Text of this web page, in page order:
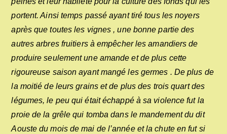
portent. Ainsi temps passé ayant tiré tous les noyers
après que toutes les vignes , une bonne partie des
autres arbres fruitiers à empêcher les amandiers de
produire seulement une amande et de plus cette
rigoureuse saison ayant mangé les germes . De plus de
la moitié de leurs grains et de plus des trois quart des
légumes, le peu qui était échappé à sa violence fut la
proie de la grêle qui tomba dans le mandement du dit
Aouste du mois de mai de l’année et la chute en fut si